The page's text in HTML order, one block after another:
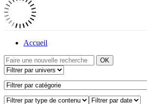
Accueil
OK